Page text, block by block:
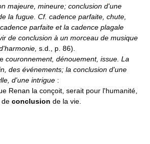
majeure, mineure; conclusion d'une
la fugue. Cf. cadence parfaite, chute,
parfaite et la cadence plagale
de conclusion à un morceau de musique
s.d., p. 86).
couronnement, dénouement, issue. La
des événements; la conclusion d'une
d'une intrigue :
Renan la conçoit, serait pour l'humanité,
de conclusion de la vie.